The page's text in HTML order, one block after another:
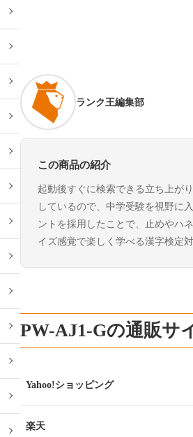
ランク王編集部
この商品の紹介
起動後すぐに検索できる立ち上が
しているので、中学受験を視野に
ントを採用したことで、止めやハ
イズ感覚で楽しく学べる漢字検定
PW-AJ1-Gの通販サ
Yahoo!ショッピング
楽天